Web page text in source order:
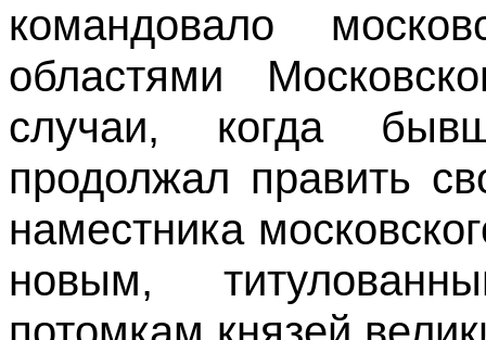
командовало
областями
случаи, когда
продолжал править
наместника
новым,